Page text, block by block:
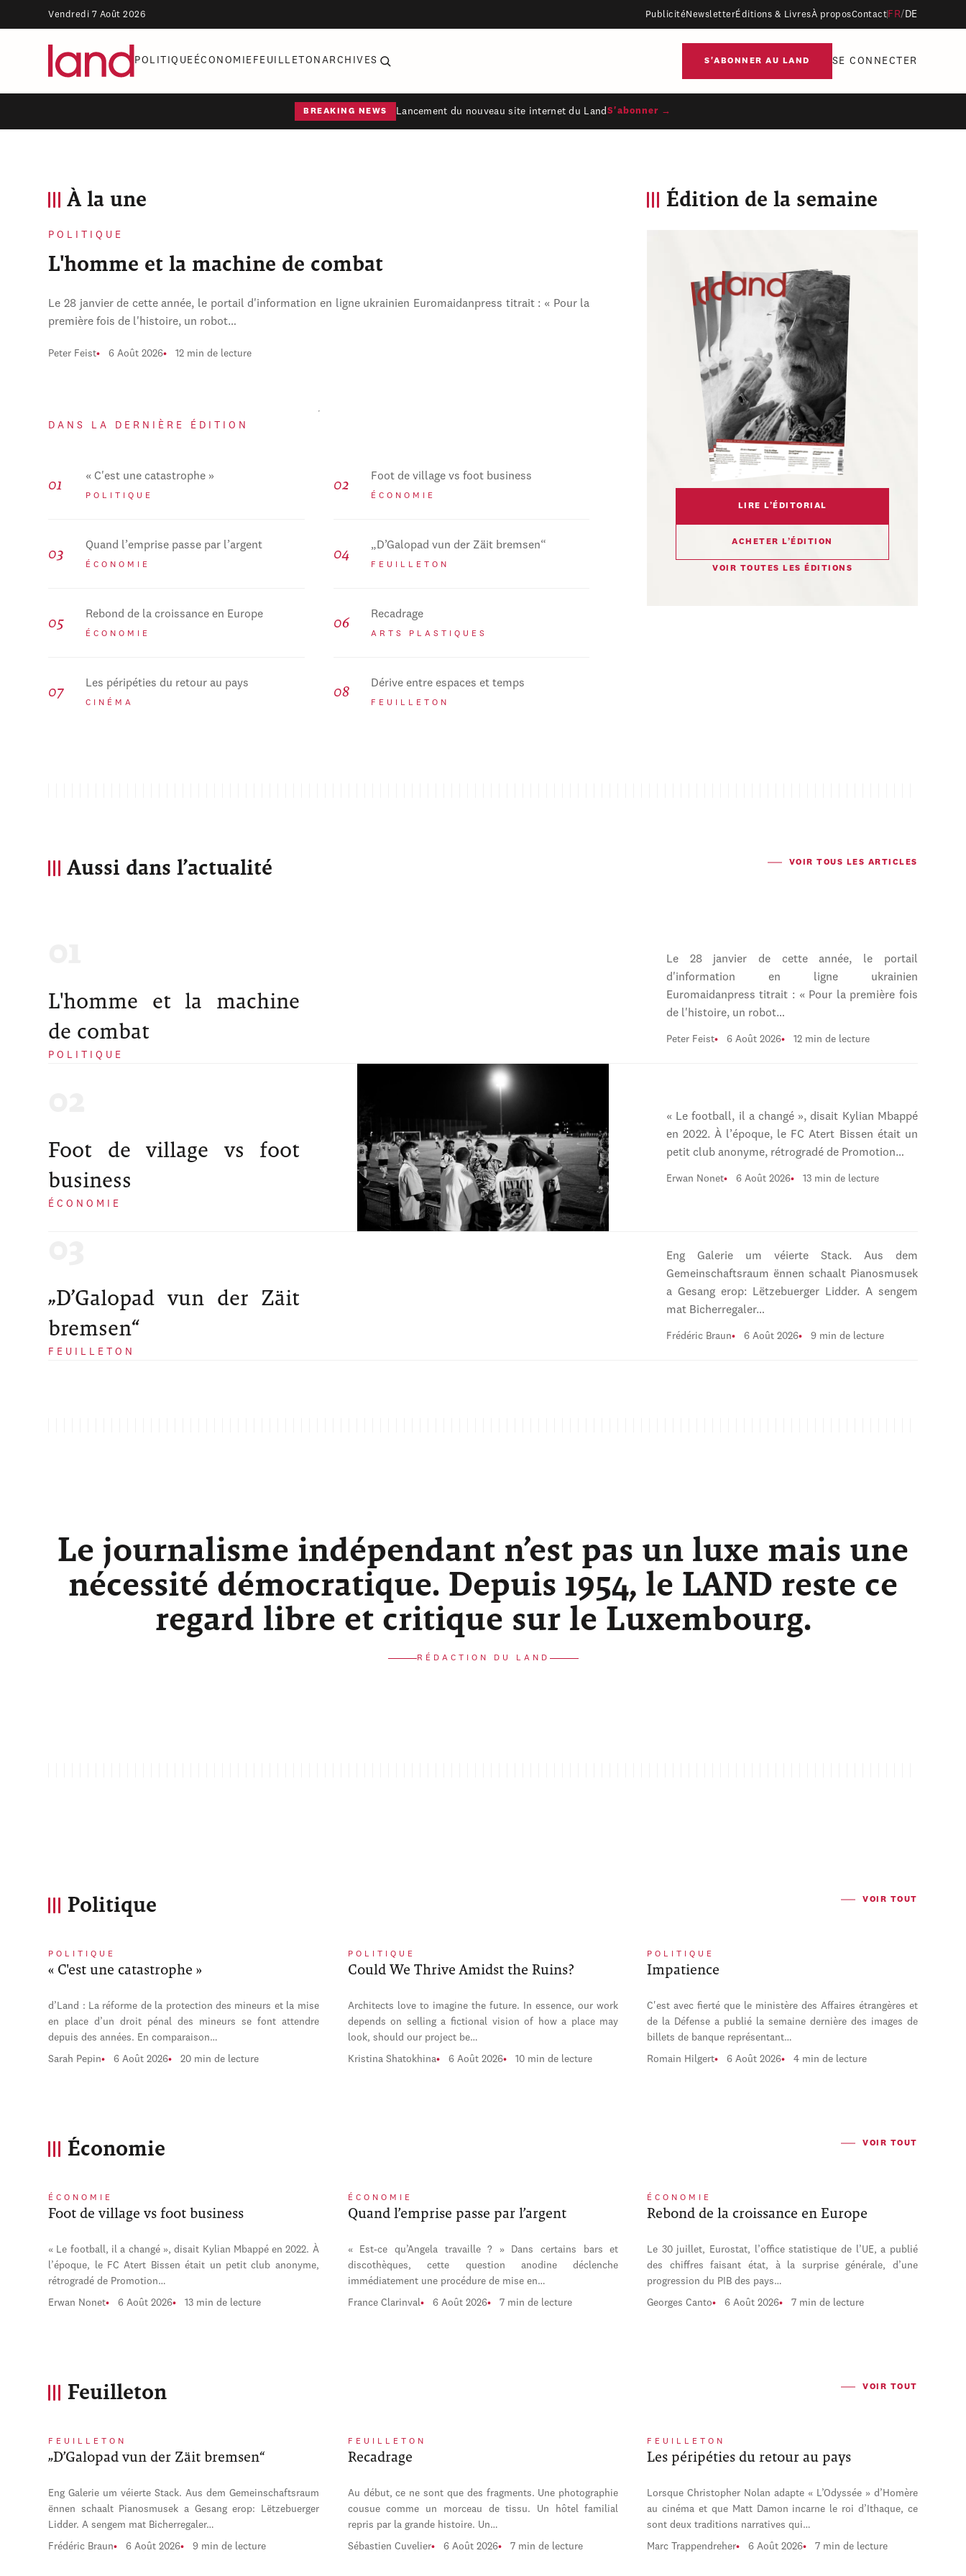
Vendredi 7 Août 2026 Publicité NewsletterÉditions & LivresÀ proposContact FR/ DE
POLITIQUE ÉCONOMIE FEUILLETON ARCHIVES S'ABONNER AU LAND SE CONNECTER
BREAKING NEWS Lancement du nouveau site internet du Land S'abonner →
À la une
POLITIQUE
L'homme et la machine de combat
Le 28 janvier de cette année, le portail d'information en ligne ukrainien Euromaidanpress titrait : « Pour la
première fois de l'histoire, un robot…
Peter Feist 6 Août 2026 12 min de lecture
DANS LA DERNIÈRE ÉDITION
« C'est une catastrophe »
POLITIQUE
Foot de village vs foot business
ÉCONOMIE
Quand l’emprise passe par l’argent
ÉCONOMIE
„D’Galopad vun der Zäit bremsen“
FEUILLETON
Rebond de la croissance en Europe
ÉCONOMIE
Recadrage
ARTS PLASTIQUES
Les péripéties du retour au pays
CINÉMA
Dérive entre espaces et temps
FEUILLETON
Édition de la semaine
LIRE L’ÉDITORIAL
ACHETER L’ÉDITION
VOIR TOUTES LES ÉDITIONS
Aussi dans l’actualité VOIR TOUS LES ARTICLES
L'homme et la machine
de combat
POLITIQUE
Le 28 janvier de cette année, le portail
d'information en ligne ukrainien
Euromaidanpress titrait : « Pour la première fois
de l'histoire, un robot…
Peter Feist 6 Août 2026 12 min de lecture
Foot de village vs foot
business
ÉCONOMIE
« Le football, il a changé », disait Kylian Mbappé
en 2022. À l’époque, le FC Atert Bissen était un
petit club anonyme, rétrogradé de Promotion…
Erwan Nonet 6 Août 2026 13 min de lecture
„D’Galopad vun der Zäit
bremsen“
FEUILLETON
Eng Galerie um véierte Stack. Aus dem
Gemeinschaftsraum ënnen schaalt Pianosmusek
a Gesang erop: Lëtzebuerger Lidder. A sengem
mat Bicherregaler…
Frédéric Braun 6 Août 2026 9 min de lecture
Le journalisme indépendant n’est pas un luxe mais une
nécessité démocratique. Depuis 1954, le LAND reste ce
regard libre et critique sur le Luxembourg.
RÉDACTION DU LAND
Politique VOIR TOUT
POLITIQUE
« C'est une catastrophe »
d’Land : La réforme de la protection des mineurs et la mise
en place d’un droit pénal des mineurs se font attendre
depuis des années. En comparaison…
Sarah Pepin 6 Août 2026 20 min de lecture
POLITIQUE
Could We Thrive Amidst the Ruins?
Architects love to imagine the future. In essence, our work
depends on selling a fictional vision of how a place may
look, should our project be…
Kristina Shatokhina 6 Août 2026 10 min de lecture
POLITIQUE
Impatience
C'est avec fierté que le ministère des Affaires étrangères et
de la Défense a publié la semaine dernière des images de
billets de banque représentant…
Romain Hilgert 6 Août 2026 4 min de lecture
Économie VOIR TOUT
ÉCONOMIE
Foot de village vs foot business
« Le football, il a changé », disait Kylian Mbappé en 2022. À
l’époque, le FC Atert Bissen était un petit club anonyme,
rétrogradé de Promotion…
Erwan Nonet 6 Août 2026 13 min de lecture
ÉCONOMIE
Quand l’emprise passe par l’argent
« Est-ce qu’Angela travaille ? » Dans certains bars et
discothèques, cette question anodine déclenche
immédiatement une procédure de mise en…
France Clarinval 6 Août 2026 7 min de lecture
ÉCONOMIE
Rebond de la croissance en Europe
Le 30 juillet, Eurostat, l’office statistique de l’UE, a publié
des chiffres faisant état, à la surprise générale, d’une
progression du PIB des pays…
Georges Canto 6 Août 2026 7 min de lecture
Feuilleton VOIR TOUT
FEUILLETON
„D’Galopad vun der Zäit bremsen“
Eng Galerie um véierte Stack. Aus dem Gemeinschaftsraum
ënnen schaalt Pianosmusek a Gesang erop: Lëtzebuerger
Lidder. A sengem mat Bicherregaler…
Frédéric Braun 6 Août 2026 9 min de lecture
FEUILLETON
Recadrage
Au début, ce ne sont que des fragments. Une photographie
cousue comme un morceau de tissu. Un hôtel familial
repris par la grande histoire. Un…
Sébastien Cuvelier 6 Août 2026 7 min de lecture
FEUILLETON
Les péripéties du retour au pays
Lorsque Christopher Nolan adapte « L’Odyssée » d’Homère
au cinéma et que Matt Damon incarne le roi d’Ithaque, ce
sont deux traditions narratives qui…
Marc Trappendreher 6 Août 2026 7 min de lecture